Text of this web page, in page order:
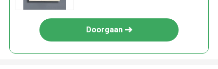
Doorgaan